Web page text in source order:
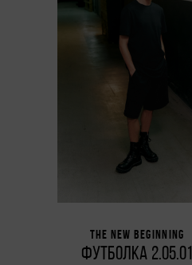
THE NEW BEGINNING
ФУТБОЛКА 2.05.01